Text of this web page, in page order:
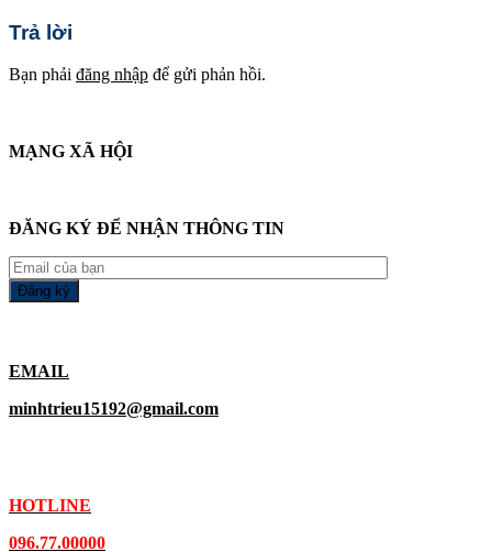
Trả lời
Bạn phải đăng nhập để gửi phản hồi.
MẠNG XÃ HỘI
ĐĂNG KÝ ĐỂ NHẬN THÔNG TIN
EMAIL
minhtrieu15192@gmail.com
HOTLINE
096.77.00000